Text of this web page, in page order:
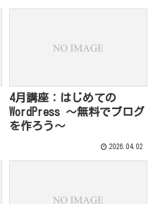
4月講座：はじめての
WordPress ～無料でブログ
を作ろう～
2026.04.02